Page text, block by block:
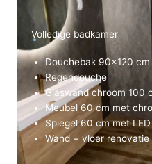
Volledige badkamer
Douchebak 90×120 cm
Regendouche
Glaswand chroom 100
Meubel 60 cm met
Spiegel 60 cm met LED
Wand + vloer renovatie